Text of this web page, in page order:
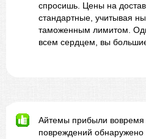
спросишь. Цены на
стандартные, учитывая
таможенным лимитом.
всем сердцем, вы
Айтемы прибыли вовремя
повреждений